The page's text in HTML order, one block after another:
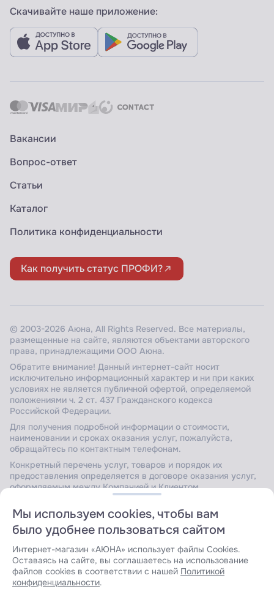
Скачивайте наше приложение:
Вакансии
Вопрос-ответ
Статьи
Каталог
Политика конфиденциальности
Как получить статус ПРОФИ?
© 2003-2026 Аюна, All Rights Reserved. Все материалы,
размещенные на сайте, являются объектами авторского
права, принадлежащими ООО Аюна.
Обратите внимание! Данный интернет-сайт носит
исключительно информационный характер и ни при каких
условиях не является публичной офертой, определяемой
положениями ч. 2 ст. 437 Гражданского кодекса
Российской Федерации.
Для получения подробной информации о стоимости,
наименовании и сроках оказания услуг, пожалуйста,
обращайтесь по контактным телефонам.
Конкретный перечень услуг, товаров и порядок их
предоставления определяется в договоре оказания услуг,
оформляемым между Компанией и Клиентом.
Сайт защищен Yandex SmartCaptcha.Уведомление об
условиях обработки данных сервисом.
Мы используем cookies, чтобы вам
было удобнее пользоваться сайтом
Интернет-магазин «АЮНА» использует файлы Cookies.
Оставаясь на сайте, вы соглашаетесь на использование
файлов cookies в соответствии с нашей Политикой
конфиденциальности.